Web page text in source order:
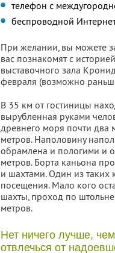
телефон с
беспроводной
При желании, вы можете
вас познакомят с
выставочного зала
февраля (возможно
В 35 км от гостиницы
вырубленная руками
древнего моря почти два
метров. Наполовину
обрамлена и пологими и
метров. Борта каньона
и шахтами. Один из таких
посещения. Мало кого
шахты, проход по
метров.
Нет ничего лучше,
отвлечься от